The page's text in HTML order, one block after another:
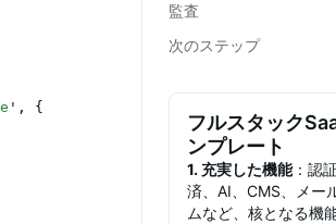
' , {
監査
次のステップ
フルスタック
ンプレート
1. 充実した機能：認
済、AI、CMS、メー
ムなど、核となる機